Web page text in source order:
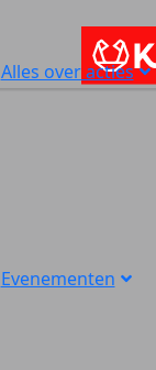
Alles over acties
Evenementen